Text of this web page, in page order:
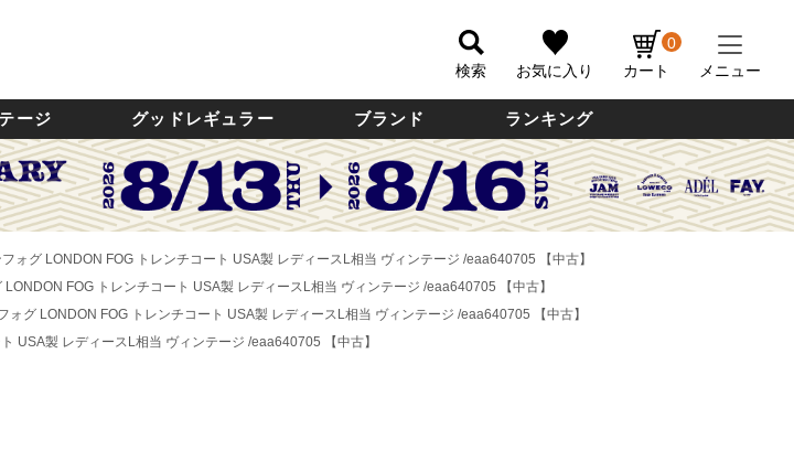
検索 お気に入り カート
0
メニュー
ージ グッドレギュラー ブランド ランキング
ォグ LONDON FOG トレンチコート USA製 レディースL相当 ヴィンテージ /eaa640705 【中古】
FOG トレンチコート USA製 レディースL相当 ヴィンテージ /eaa640705 【中古】
ォグ LONDON FOG トレンチコート USA製 レディースL相当 ヴィンテージ /eaa640705 【中古】
USA製 レディースL相当 ヴィンテージ /eaa640705 【中古】